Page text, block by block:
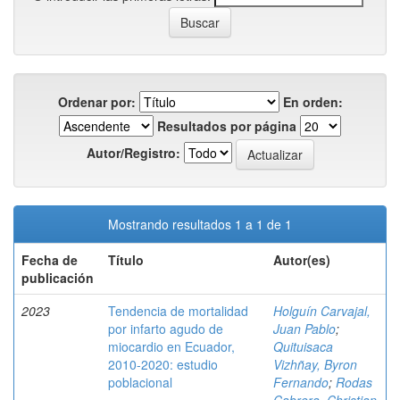
Ordenar por:
En orden:
Resultados por página
Autor/Registro:
Mostrando resultados 1 a 1 de 1
Fecha de
publicación
Título Autor(es)
2023
Tendencia de mortalidad
por infarto agudo de
miocardio en Ecuador,
2010-2020: estudio
poblacional
Holguín Carvajal,
Juan Pablo;
Quituisaca
Vizhñay, Byron
Fernando; Rodas